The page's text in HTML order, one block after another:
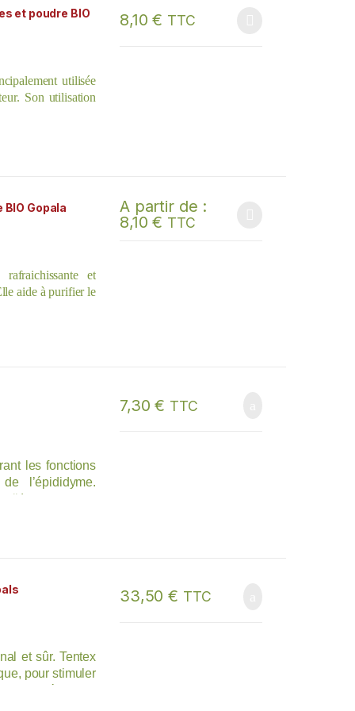
et poudre BIO
utilisée
Son utilisation
Elle contient
8,10€ TTC
Ce produit a plusieurs variations. Les
Gopala
et
aide à purifier le
urinaires où elle
A partir de :
8,10€ TTC
Ce produit a plusieurs variations. Les
les fonctions
l’épididyme.
7,30€ TTC
et sûr. Tentex
pour stimuler
liée au
33,50€ TTC